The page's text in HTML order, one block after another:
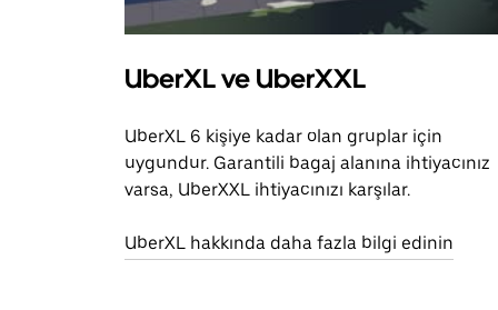
UberXL ve UberXXL
UberXL 6 kişiye kadar olan gruplar için
uygundur. Garantili bagaj alanına ihtiyacınız
varsa, UberXXL ihtiyacınızı karşılar.
UberXL hakkında daha fazla bilgi edinin